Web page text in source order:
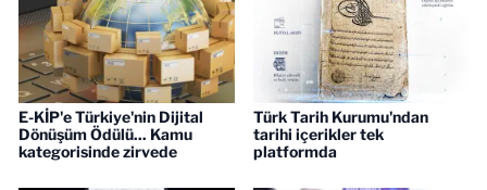
E-KİP'e Türkiye'nin Dijital
Dönüşüm Ödülü... Kamu
kategorisinde zirvede
Türk Tarih Kurumu'ndan
tarihi içerikler tek
platformda